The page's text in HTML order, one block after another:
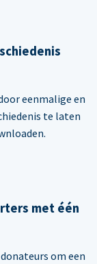
eenmalige en
te laten
met één
om een